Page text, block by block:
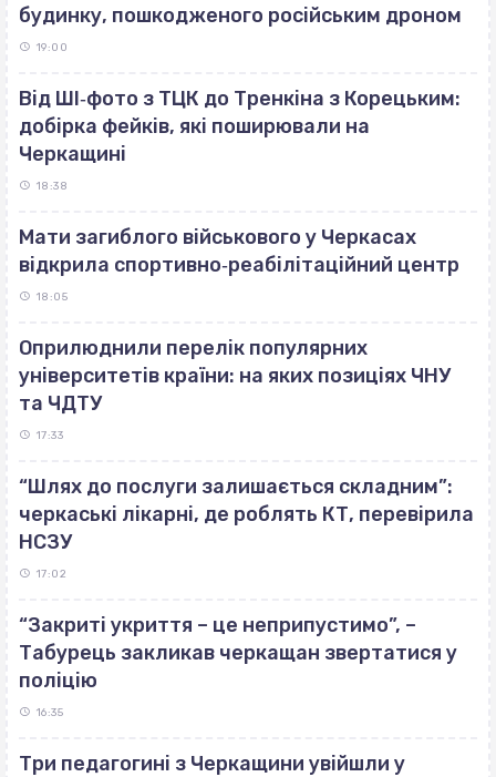
будинку, пошкодженого російським дроном
19:00
Від ШІ‐фото з ТЦК до Тренкіна з Корецьким:
добірка фейків, які поширювали на
Черкащині
18:38
Мати загиблого військового у Черкасах
відкрила спортивно‐реабілітаційний центр
18:05
Оприлюднили перелік популярних
університетів країни: на яких позиціях ЧНУ
та ЧДТУ
17:33
“Шлях до послуги залишається складним”:
черкаські лікарні, де роблять КТ, перевірила
НСЗУ
17:02
“Закриті укриття – це неприпустимо”, –
Табурець закликав черкащан звертатися у
поліцію
16:35
Три педагогині з Черкащини увійшли у